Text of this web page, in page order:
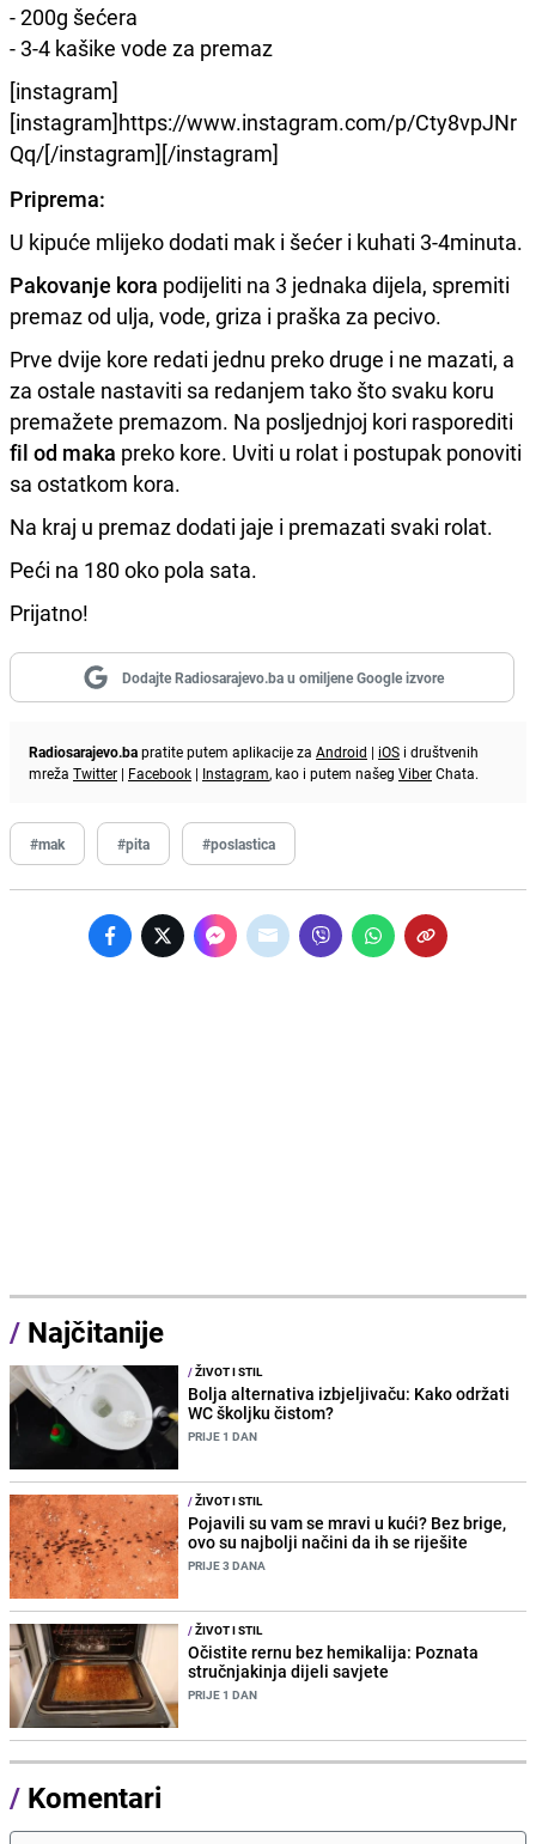
- 200g šećera
- 3-4 kašike vode za premaz
[instagram]
[instagram]https://www.instagram.com/p/Cty8vpJNr
Qq/[/instagram][/instagram]
Priprema:
U kipuće mlijeko dodati mak i šećer i kuhati 3-4minuta.
Pakovanje kora podijeliti na 3 jednaka dijela, spremiti
premaz od ulja, vode, griza i praška za pecivo.
Prve dvije kore redati jednu preko druge i ne mazati, a
za ostale nastaviti sa redanjem tako što svaku koru
premažete premazom. Na posljednjoj kori rasporediti
fil od maka preko kore. Uviti u rolat i postupak ponoviti
sa ostatkom kora.
Na kraj u premaz dodati jaje i premazati svaki rolat.
Peći na 180 oko pola sata.
Prijatno!
Dodajte Radiosarajevo.ba u omiljene Google izvore
Radiosarajevo.bapratite putem aplikacije za Android | iOS i društvenih
mreža Twitter | Facebook | Instagram, kao i putem našeg ViberChata.
#mak #pita #poslastica
/ Najčitanije
/ŽIVOT I STIL
Bolja alternativa izbjeljivaču: Kako održati
WC školjku čistom?
PRIJE 1 DAN
/ŽIVOT I STIL
Pojavili su vam se mravi u kući? Bez brige,
ovo su najbolji načini da ih se riješite
PRIJE 3 DANA
/ŽIVOT I STIL
Očistite rernu bez hemikalija: Poznata
stručnjakinja dijeli savjete
PRIJE 1 DAN
/ Komentari